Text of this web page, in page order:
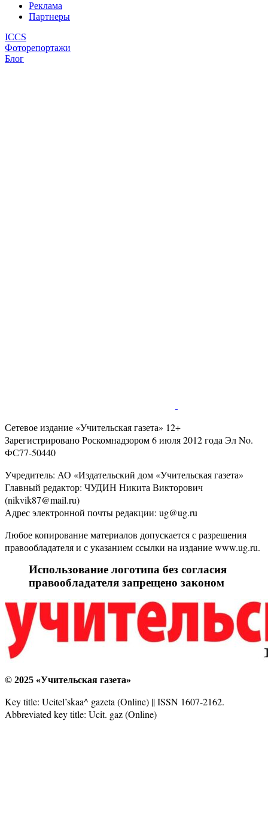
Реклама
Партнеры
ICCS
Фоторепортажи
Блог
Сетевое издание «Учительская газета» 12+
Зарегистрировано Роскомнадзором 6 июля 2012 года Эл No.
ФС77-50440
Учредитель: АО «Издательский дом «Учительская газета»
Главный редактор: ЧУДИН Никита Викторович
(nikvik87@mail.ru)
Адрес электронной почты редакции: ug@ug.ru
Любое копирование материалов допускается с разрешения
правообладателя и с указанием ссылки на издание www.ug.ru.
Использование логотипа без согласия
правообладателя запрещено законом
© 2025 «Учительская газета»
Key title: Ucitel’skaa^ gazeta (Online) || ISSN 1607-2162.
Abbreviated key title: Ucit. gaz (Online)